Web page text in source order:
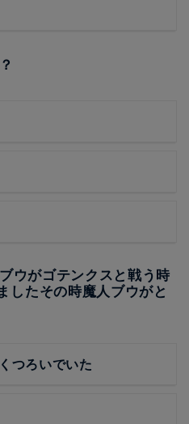
ウがゴテンクスと戦う時
したその時魔人ブウがと
つろいでいた